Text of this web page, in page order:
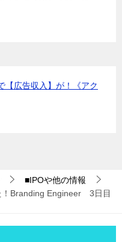
【広告収入】が！《アク
■IPOや他の情報
！Branding Engineer 3日目